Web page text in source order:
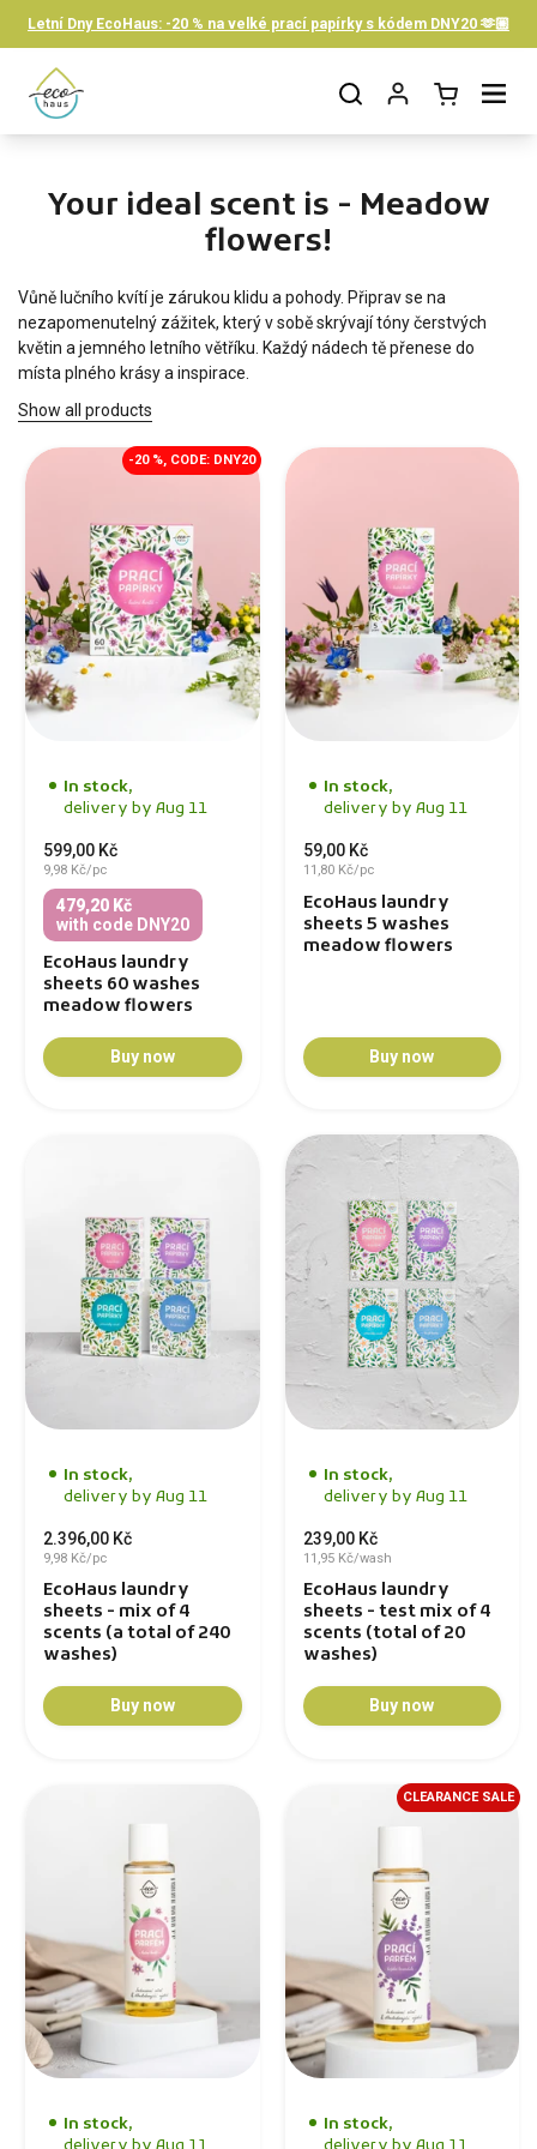
Letní Dny EcoHaus: -20 % na velké prací papírky s kódem DNY20 🫶🏼
Open cart Open menu
Your ideal scent is - Meadow
flowers!
Vůně lučního kvítí je zárukou klidu a pohody. Připrav se na
nezapomenutelný zážitek, který v sobě skrývají tóny čerstvých
květin a jemného letního větříku. Každý nádech tě přenese do
místa plného krásy a inspirace.
Show all products
In stock,
delivery by Aug 11
599,00 Kč
9,98 Kč/pc
479,20 Kč
with code DNY20
EcoHaus laundry
sheets 60 washes
meadow flowers
Buy now
-20 %, CODE: DNY20
In stock,
delivery by Aug 11
59,00 Kč
11,80 Kč/pc
EcoHaus laundry
sheets 5 washes
meadow flowers
Buy now
In stock,
delivery by Aug 11
2.396,00 Kč
9,98 Kč/pc
EcoHaus laundry
sheets - mix of 4
scents (a total of 240
washes)
Buy now
In stock,
delivery by Aug 11
239,00 Kč
11,95 Kč/wash
EcoHaus laundry
sheets - test mix of 4
scents (total of 20
washes)
Buy now
In stock,
In stock,
CLEARANCE SALE